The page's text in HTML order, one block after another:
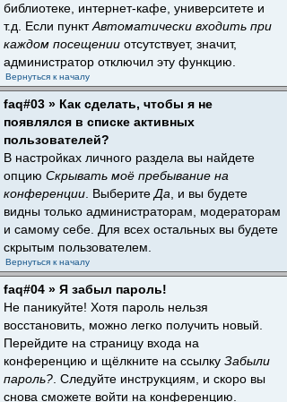
библиотеке, интернет-кафе, университете и
т.д. Если пунктАвтоматически входить при
каждом посещении отсутствует, значит,
администратор отключил эту функцию.
Вернуться к началу
faq#03 » Как сделать, чтобы я не
появлялся в списке активных
пользователей?
В настройках личного раздела вы найдете
опцию Скрывать моё пребывание на
конференции . Выберите Да , и вы будете
видны только администраторам, модераторам
и самому себе. Для всех остальных вы будете
скрытым пользователем.
Вернуться к началу
faq#04 » Я забыл пароль!
Не паникуйте! Хотя пароль нельзя
восстановить, можно легко получить новый.
Перейдите на страницу входа на
конференцию и щёлкните на ссылку Забыли
пароль? . Следуйте инструкциям, и скоро вы
снова сможете войти на конференцию.